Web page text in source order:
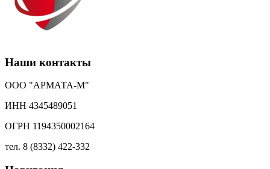
Наши контакты
ООО "АРМАТА-М"
ИНН 4345489051
ОГРН 1194350002164
тел. 8 (8332) 422-332